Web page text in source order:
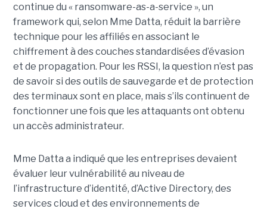
continue du « ransomware-as-a-service », un
framework qui, selon Mme Datta, réduit la barrière
technique pour les affiliés en associant le
chiffrement à des couches standardisées d’évasion
et de propagation. Pour les RSSI, la question n’est pas
de savoir si des outils de sauvegarde et de protection
des terminaux sont en place, mais s’ils continuent de
fonctionner une fois que les attaquants ont obtenu
un accès administrateur.
Mme Datta a indiqué que les entreprises devaient
évaluer leur vulnérabilité au niveau de
l’infrastructure d’identité, d’Active Directory, des
services cloud et des environnements de